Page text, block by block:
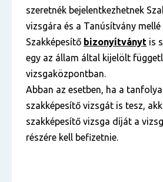
szeretnék bejelentkezhetnek
vizsgára és a Tanúsítvány mellé
Szakképesítő bizonyítványt is
egy az állam által kijelölt
vizsgaközpontban.
Abban az esetben, ha a
szakképesítő vizsgát is tesz,
szakképesítő vizsga díját a
részére kell befizetnie.